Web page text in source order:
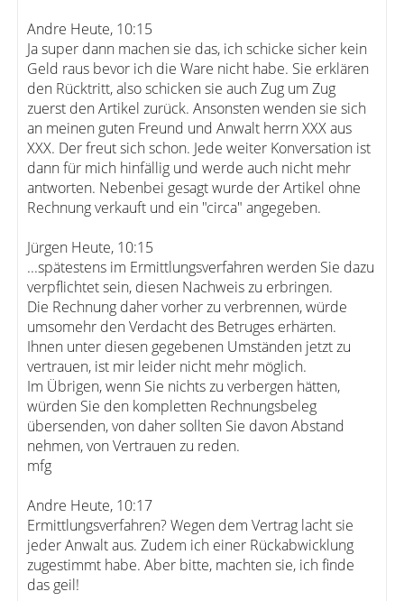
Andre Heute, 10:15
Ja super dann machen sie das, ich schicke sicher kein
Geld raus bevor ich die Ware nicht habe. Sie erklären
den Rücktritt, also schicken sie auch Zug um Zug
zuerst den Artikel zurück. Ansonsten wenden sie sich
an meinen guten Freund und Anwalt herrn XXX aus
XXX. Der freut sich schon. Jede weiter Konversation ist
dann für mich hinfällig und werde auch nicht mehr
antworten. Nebenbei gesagt wurde der Artikel ohne
Rechnung verkauft und ein "circa" angegeben.
Jürgen Heute, 10:15
...spätestens im Ermittlungsverfahren werden Sie dazu
verpflichtet sein, diesen Nachweis zu erbringen.
Die Rechnung daher vorher zu verbrennen, würde
umsomehr den Verdacht des Betruges erhärten.
Ihnen unter diesen gegebenen Umständen jetzt zu
vertrauen, ist mir leider nicht mehr möglich.
Im Übrigen, wenn Sie nichts zu verbergen hätten,
würden Sie den kompletten Rechnungsbeleg
übersenden, von daher sollten Sie davon Abstand
nehmen, von Vertrauen zu reden.
mfg
Andre Heute, 10:17
Ermittlungsverfahren? Wegen dem Vertrag lacht sie
jeder Anwalt aus. Zudem ich einer Rückabwicklung
zugestimmt habe. Aber bitte, machten sie, ich finde
das geil!